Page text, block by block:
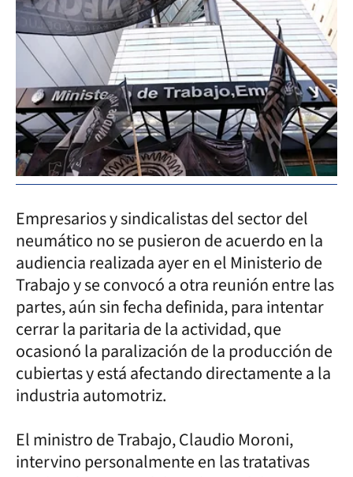
Empresarios y sindicalistas del sector del
neumático no se pusieron de acuerdo en la
audiencia realizada ayer en el Ministerio de
Trabajo y se convocó a otra reunión entre las
partes, aún sin fecha definida, para intentar
cerrar la paritaria de la actividad, que
ocasionó la paralización de la producción de
cubiertas y está afectando directamente a la
industria automotriz.
El ministro de Trabajo, Claudio Moroni,
intervino personalmente en las tratativas